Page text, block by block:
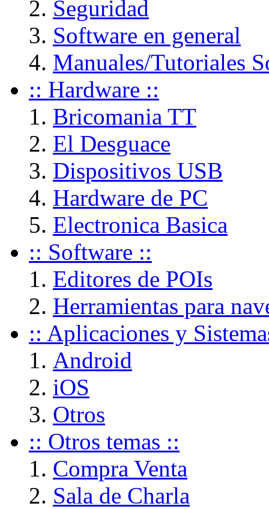
Seguridad
Software en general
Manuales/Tutoriales
:: Hardware ::
Bricomania TT
El Desguace
Dispositivos USB
Hardware de PC
Electronica Basica
:: Software ::
Editores de POIs
Herramientas para
:: Aplicaciones y
Android
iOS
Otros
:: Otros temas ::
Compra Venta
Sala de Charla